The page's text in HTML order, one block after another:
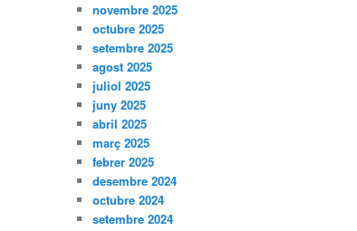
novembre 2025
octubre 2025
setembre 2025
agost 2025
juliol 2025
juny 2025
abril 2025
març 2025
febrer 2025
desembre 2024
octubre 2024
setembre 2024